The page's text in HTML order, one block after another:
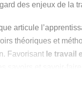
des enjeux de la
articule
théoriques et
Favorisant le travail
points de vue. La